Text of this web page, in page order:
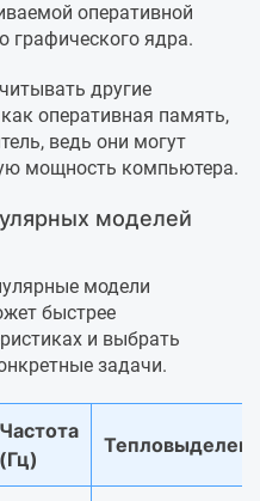
оперативной
графического ядра.
другие
оперативная память,
ведь они могут
мощность компьютера.
моделей
модели
быстрее
и выбрать
задачи.
Частота
(Гц)